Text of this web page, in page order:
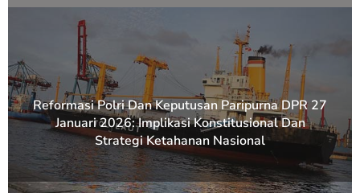
Reformasi Polri Dan Keputusan Paripurna DPR 27
Januari 2026: Implikasi Konstitusional Dan
Strategi Ketahanan Nasional